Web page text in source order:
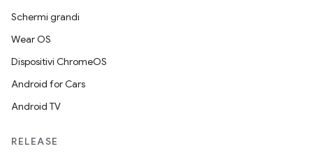
Schermi grandi
Wear OS
Dispositivi ChromeOS
Android for Cars
Android TV
RELEASE